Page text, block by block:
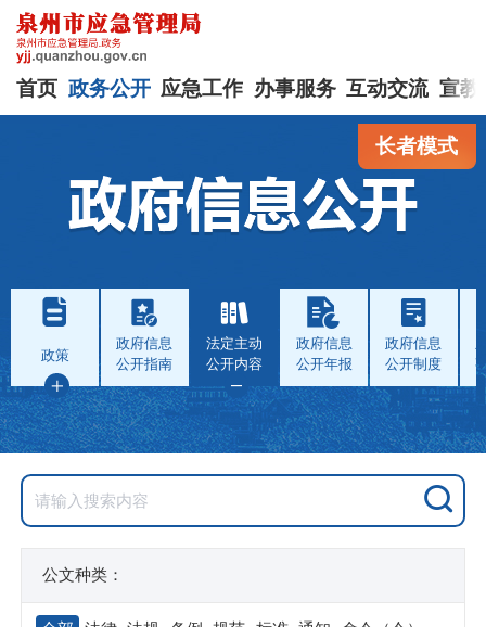
首页 政务公开 应急工作 办事服务 互动交流 宣教
长者模式
政策
政府信息
公开指南
法定主动
公开内容
政府信息
公开年报
政府信息
公开制度
公文种类：